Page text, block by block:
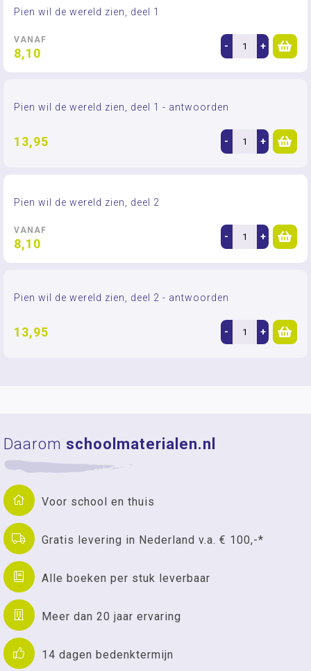
Pien wil de wereld zien, deel 1
VANAF
8,10 - +
Pien wil de wereld zien, deel 1 - antwoorden
13,95 - +
Pien wil de wereld zien, deel 2
VANAF
8,10 - +
Pien wil de wereld zien, deel 2 - antwoorden
13,95 - +
Daarom schoolmaterialen.nl
Voor school en thuis
Gratis levering in Nederland v.a. € 100,-*
Alle boeken per stuk leverbaar
Meer dan 20 jaar ervaring
14 dagen bedenktermijn